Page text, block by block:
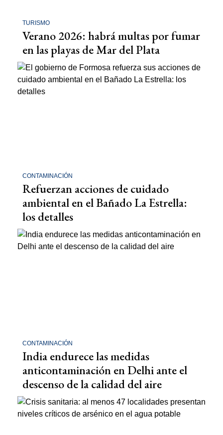
TURISMO
Verano 2026: habrá multas por fumar
en las playas de Mar del Plata
CONTAMINACIÓN
Refuerzan acciones de cuidado
ambiental en el Bañado La Estrella:
los detalles
CONTAMINACIÓN
India endurece las medidas
anticontaminación en Delhi ante el
descenso de la calidad del aire